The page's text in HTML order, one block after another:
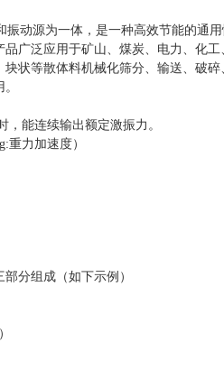
动源为一体，是一种高效节能的通用
广泛应用于矿山、煤炭、电力、化
状等散体料机械化筛分、输送、破
能连续输出额定激振力。
重力加速度）
分组成（如下示例）